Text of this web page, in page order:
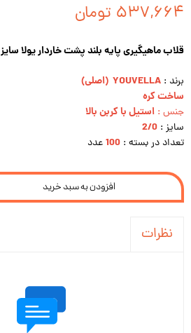
۵۳۷,۶۶۴ تومان
قلاب ماهیگیری پایه بلند پشت خاردار یولا سایز 2/0
برند : YOUVELLA (اصلی)
ساخت کره
جنس : استیل با کربن بالا
سایز : 2/0
تعداد در بسته : 100عدد
افزودن به سبد خرید
نظرات